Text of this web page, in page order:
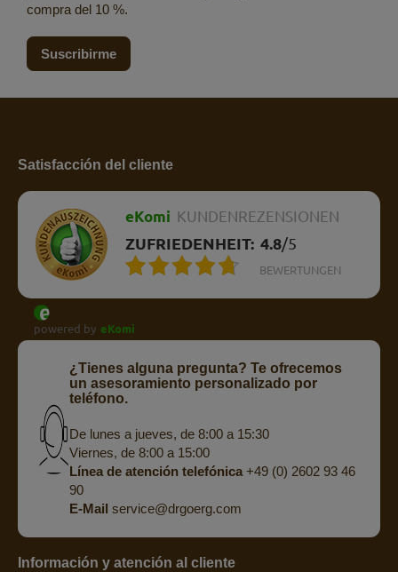
compra del 10 %.
Suscribirme
Satisfacción del cliente
eKomi KUNDENREZENSIONEN
ZUFRIEDENHEIT: 4.8/5
BEWERTUNGEN
powered by eKomi
¿Tienes alguna pregunta? Te ofrecemos
un asesoramiento personalizado por
teléfono.
De lunes a jueves, de 8:00 a 15:30
Viernes, de 8:00 a 15:00
Línea de atención telefónica+49 (0) 2602 93 46
90
E-Mail service@drgoerg.com
Información y atención al cliente